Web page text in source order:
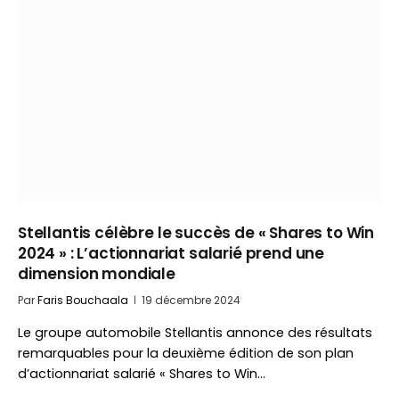
Stellantis célèbre le succès de « Shares to Win
2024 » : L’actionnariat salarié prend une
dimension mondiale
ParFaris Bouchaala 19 décembre 2024
Le groupe automobile Stellantis annonce des résultats
remarquables pour la deuxième édition de son plan
d’actionnariat salarié « Shares to Win…